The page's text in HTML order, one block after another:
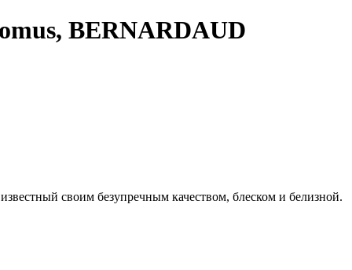
BERNARDAUD
своим безупречным качеством, блеском и белизной.